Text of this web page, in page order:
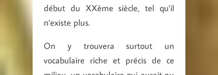
début du XXème siècle, tel qu'il
n'existe plus.
On y trouvera surtout un
vocabulaire riche et précis de ce